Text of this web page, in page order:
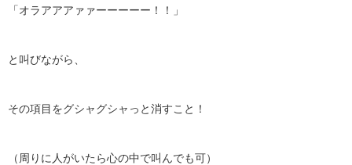
「オラアアアァァーーーーー！！」
と叫びながら、
その項目をグシャグシャっと消すこと！
（周りに人がいたら心の中で叫んでも可）